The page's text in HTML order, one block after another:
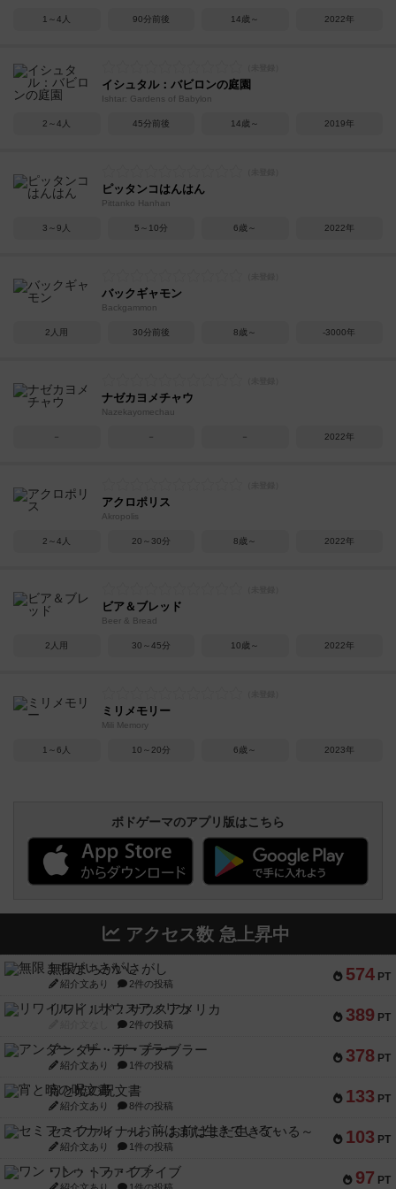
1～4人 90分前後 14歳～ 2022年
イシュタル：バビロンの庭園
Ishtar: Gardens of Babylon
2～4人 45分前後 14歳～ 2019年
ピッタンコはんはん
Pittanko Hanhan
3～9人 5～10分 6歳～ 2022年
バックギャモン
Backgammon
2人用 30分前後 8歳～ -3000年
ナゼカヨメチャウ
Nazekayomechau
－ － － 2022年
アクロポリス
Akropolis
2～4人 20～30分 8歳～ 2022年
ビア＆ブレッド
Beer & Bread
2人用 30～45分 10歳～ 2022年
ミリメモリー
Mili Memory
1～6人 10～20分 6歳～ 2023年
ボドゲーマのアプリ版はこちら
アクセス数 急上昇中
574 PT
無限まちがいさがし
紹介文あり 2件の投稿
389 PT
リワイルド：サウスアメリカ
2件の投稿
378 PT
アンダー・ザ・テーブラー
紹介文あり 1件の投稿
133 PT
宵と暁の呪文書
紹介文あり 8件の投稿
103 PT
セミファイナル ～お前はまだ生きている～
紹介文あり 1件の投稿
97 PT
ワン・トゥ・ファイブ